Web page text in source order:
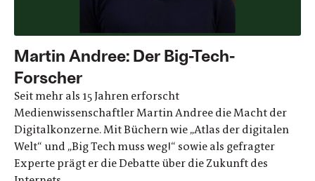
Martin Andree: Der Big-Tech-
Forscher
Seit mehr als 15 Jahren erforscht
Medienwissenschaftler Martin Andree die Macht der
Digitalkonzerne. Mit Büchern wie „Atlas der digitalen
Welt“ und „Big Tech muss weg!“ sowie als gefragter
Experte prägt er die Debatte über die Zukunft des